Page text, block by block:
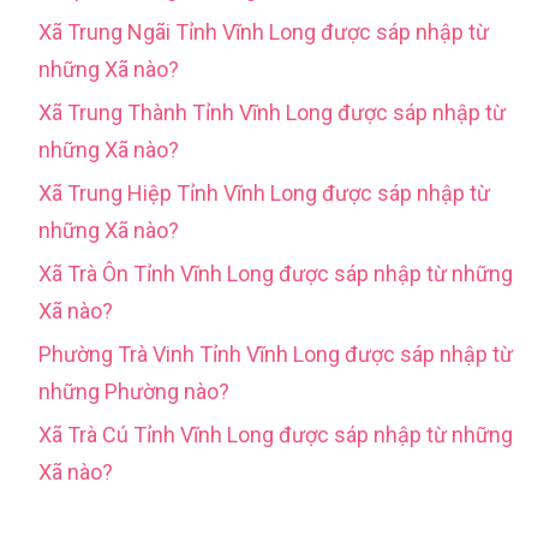
Xã Trung Ngãi Tỉnh Vĩnh Long được sáp nhập từ
những Xã nào?
Xã Trung Thành Tỉnh Vĩnh Long được sáp nhập từ
những Xã nào?
Xã Trung Hiệp Tỉnh Vĩnh Long được sáp nhập từ
những Xã nào?
Xã Trà Ôn Tỉnh Vĩnh Long được sáp nhập từ những
Xã nào?
Phường Trà Vinh Tỉnh Vĩnh Long được sáp nhập từ
những Phường nào?
Xã Trà Cú Tỉnh Vĩnh Long được sáp nhập từ những
Xã nào?